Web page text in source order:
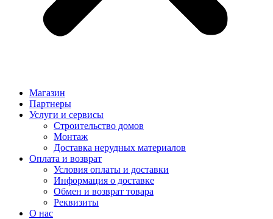
Магазин
Партнеры
Услуги и сервисы
Строительство домов
Монтаж
Доставка нерудных материалов
Оплата и возврат
Условия оплаты и доставки
Информация о доставке
Обмен и возврат товара
Реквизиты
О нас